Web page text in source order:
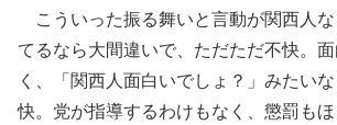
こういった振る舞いと言動が関西人な
てるなら大間違いで、ただただ不快。
く、「関西人面白いでしょ？」みたい
快。党が指導するわけもなく、懲罰も